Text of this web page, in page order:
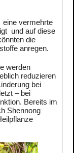
eine vermehrte
und auf diese
die
anregen.
werden
reduzieren
bei
– bei
Bereits im
Shennong